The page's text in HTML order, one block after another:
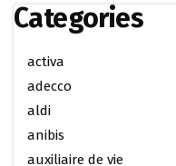
Categories
activa
adecco
aldi
anibis
auxiliaire de vie